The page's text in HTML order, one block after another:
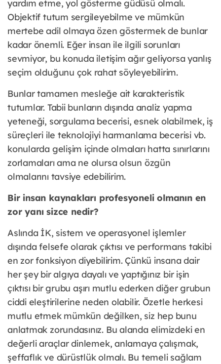
yardım etme, yol gösterme güdüsü olmalı.
Objektif tutum sergileyebilme ve mümkün
mertebe adil olmaya özen göstermek de bunlar
kadar önemli. Eğer insan ile ilgili sorunları
sevmiyor, bu konuda iletişim ağır geliyorsa yanlış
seçim olduğunu çok rahat söyleyebilirim.
Bunlar tamamen mesleğe ait karakteristik
tutumlar. Tabii bunların dışında analiz yapma
yeteneği, sorgulama becerisi, esnek olabilmek, iş
süreçleri ile teknolojiyi harmanlama becerisi vb.
konularda gelişim içinde olmaları hatta sınırlarını
zorlamaları ama ne olursa olsun özgün
olmalarını tavsiye edebilirim.
Bir insan kaynakları profesyoneli olmanın en
zor yanı sizce nedir?
Aslında İK, sistem ve operasyonel işlemler
dışında felsefe olarak çıktısı ve performans takibi
en zor fonksiyon diyebilirim. Çünkü insana dair
her şey bir algıya dayalı ve yaptığınız bir işin
çıktısı bir grubu aşırı mutlu ederken diğer grubun
ciddi eleştirilerine neden olabilir. Özetle herkesi
mutlu etmek mümkün değilken, siz hep bunu
anlatmak zorundasınız. Bu alanda elimizdeki en
değerli araçlar dinlemek, anlamaya çalışmak,
şeffaflık ve dürüstlük olmalı. Bu temeli sağlam